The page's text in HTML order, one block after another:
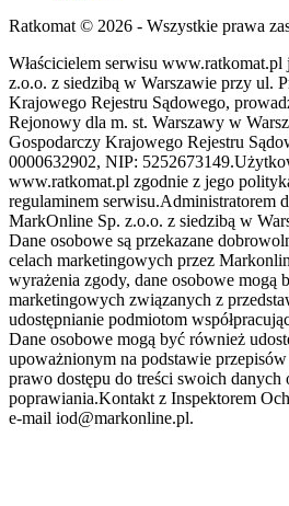
Ratkomat © 2026 - Wszystkie prawa
Właścicielem serwisu www.ratkomat.pl
z.o.o. z siedzibą w Warszawie przy ul.
Krajowego Rejestru Sądowego,
Rejonowy dla m. st. Warszawy w
Gospodarczy Krajowego Rejestru
0000632902, NIP:
www.ratkomat.pl zgodnie z jego
regulaminem serwisu.Administratorem
MarkOnline Sp. z.o.o. z siedzibą w
Dane osobowe są przekazane
celach marketingowych przez
wyrażenia zgody, dane osobowe mogą
marketingowych związanych z
udostępnianie podmiotom
Dane osobowe mogą być również
upoważnionym na podstawie
prawo dostępu do treści swoich danych
poprawiania.Kontakt z Inspektorem
e-mail iod@markonline.pl.